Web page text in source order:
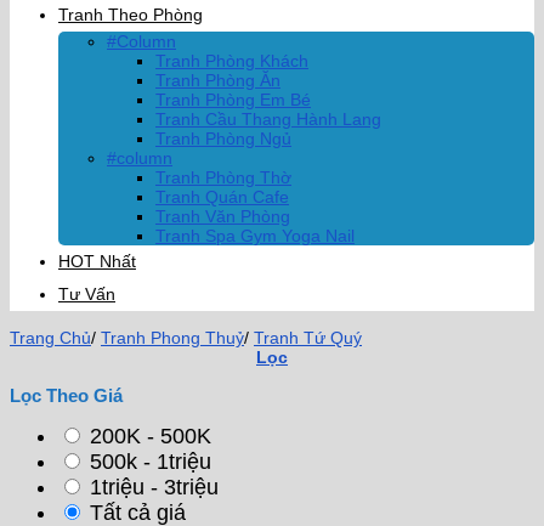
Tranh Theo Phòng
#Column
Tranh Phòng Khách
Tranh Phòng Ăn
Tranh Phòng Em Bé
Tranh Cầu Thang Hành Lang
Tranh Phòng Ngủ
#column
Tranh Phòng Thờ
Tranh Quán Cafe
Tranh Văn Phòng
Tranh Spa Gym Yoga Nail
HOT Nhất
Tư Vấn
Trang Chủ/ Tranh Phong Thuỷ/ Tranh Tứ Quý
Lọc
Lọc Theo Giá
200K - 500K
500k - 1triệu
1triệu - 3triệu
Tất cả giá